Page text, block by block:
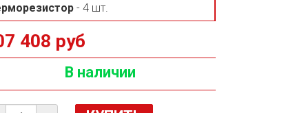
- 4 шт.
408 руб
В наличии